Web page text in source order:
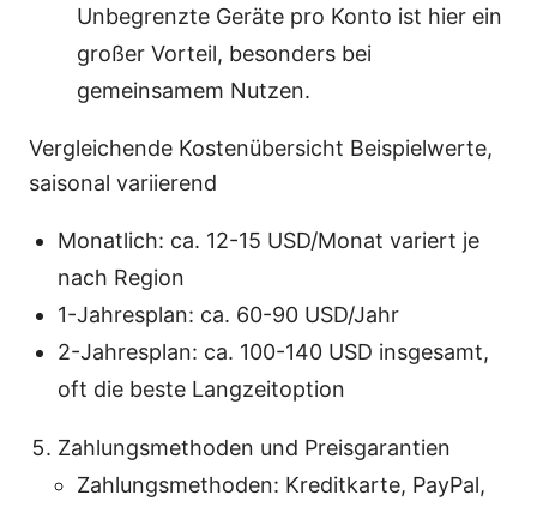
Unbegrenzte Geräte pro Konto ist hier ein
großer Vorteil, besonders bei
gemeinsamem Nutzen.
Vergleichende Kostenübersicht Beispielwerte,
saisonal variierend
Monatlich: ca. 12-15 USD/Monat variert je
nach Region
1-Jahresplan: ca. 60-90 USD/Jahr
2-Jahresplan: ca. 100-140 USD insgesamt,
oft die beste Langzeitoption
Zahlungsmethoden und Preisgarantien
Zahlungsmethoden: Kreditkarte, PayPal,